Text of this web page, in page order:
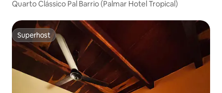
Quarto Clássico Pal Barrio (Palmar Hotel Tropical)
Superhost
Superhost